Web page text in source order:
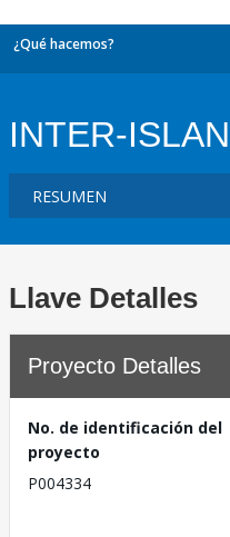
¿Qué hacemos?
INTER-
Llave Detalles
Proyecto Detalles
No. de identificación del
proyecto
P004334